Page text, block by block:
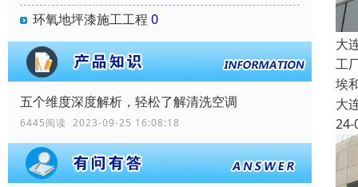
环氧地坪漆施工工程 0
五个维度深度解析，轻松了解清洗空调
6445阅读 2023-09-25 16:08:18
大
工
埃
大
24-